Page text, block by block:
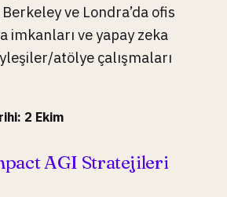
ve Londra’da ofis
imkanları ve yapay zeka
atölye çalışmaları
2 Ekim
AGI Stratejileri